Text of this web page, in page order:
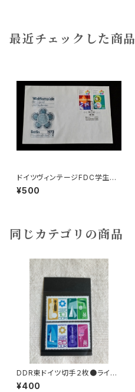
最近チェックした商品
ドイツヴィンテージFDC学生祭
典b
¥500
同じカテゴリの商品
DDR東ドイツ切手２枚●ライプ
チヒメッセ
¥400